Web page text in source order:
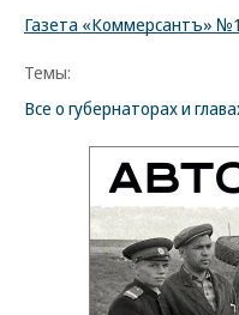
Газета «Коммерсантъ»
Темы:
Все о губернаторах и